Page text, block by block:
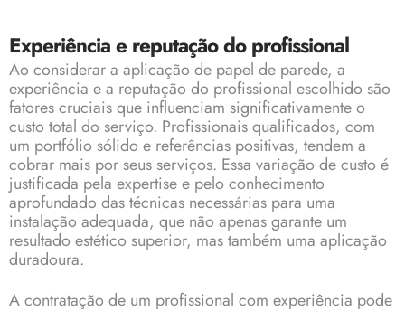
Experiência e reputação do profissional
Ao considerar a aplicação de papel de parede, a
experiência e a reputação do profissional escolhido são
fatores cruciais que influenciam significativamente o
custo total do serviço. Profissionais qualificados, com
um portfólio sólido e referências positivas, tendem a
cobrar mais por seus serviços. Essa variação de custo é
justificada pela expertise e pelo conhecimento
aprofundado das técnicas necessárias para uma
instalação adequada, que não apenas garante um
resultado estético superior, mas também uma aplicação
duradoura.
A contratação de um profissional com experiência pode